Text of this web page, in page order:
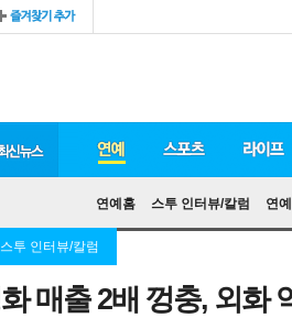
연예홈 스투 인터뷰/칼럼 연
스투 인터뷰/칼럼
매출 2배 껑충, 외화